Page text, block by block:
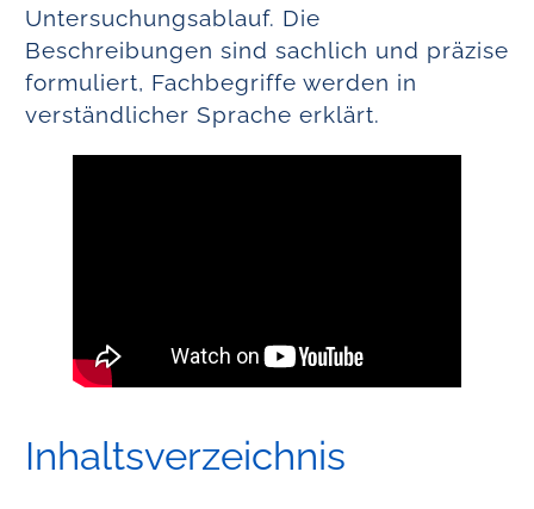
Untersuchungsablauf. Die
Beschreibungen sind sachlich und präzise
formuliert, Fachbegriffe werden in
verständlicher Sprache erklärt.
Inhaltsverzeichnis